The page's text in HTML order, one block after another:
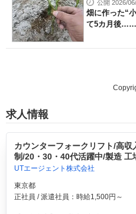
公開 2026/
畑に作った“
て5カ月後
求人情報
カウンターフォークリフト/高
制/20・30・40代活躍中/製造 工
UTエージェント株式会社
東京都
正社員 / 派遣社員：時給1,500円～